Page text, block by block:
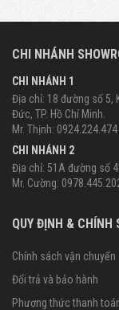
CHI NHÁNH
CHI NHÁNH 1
Địa chỉ: 18 đường số 5,
Đức, TP. Hồ Chí Minh.
Mr. Thịnh: 0924.224.474
CHI NHÁNH 2
Địa chỉ: 51A đường số
Mr. Cường:
QUY ĐỊNH & CHÍNH
Chính sách vận chuyển
Đổi trả và bảo hành
Phương thức thanh